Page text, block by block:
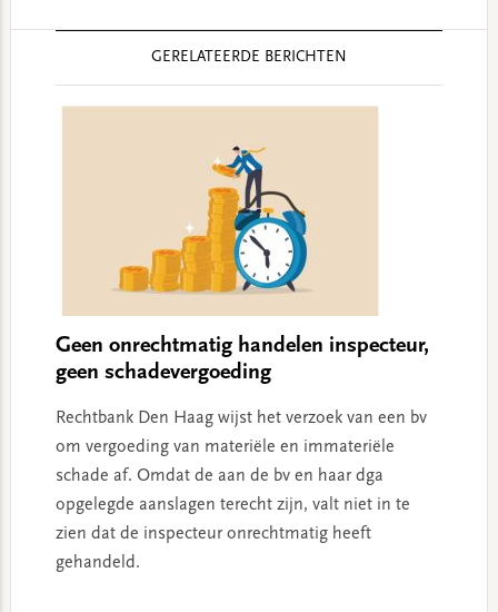
GERELATEERDE BERICHTEN
Geen onrechtmatig handelen inspecteur,
geen schadevergoeding
Rechtbank Den Haag wijst het verzoek van een bv
om vergoeding van materiële en immateriële
schade af. Omdat de aan de bv en haar dga
opgelegde aanslagen terecht zijn, valt niet in te
zien dat de inspecteur onrechtmatig heeft
gehandeld.